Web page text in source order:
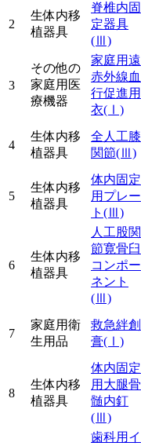
2
生体内移
植器具
脊椎内固
定器具
(Ⅲ)
3
その他の
家庭用医
療機器
家庭用遠
赤外線血
行促進用
衣(Ⅰ)
4
生体内移
植器具
全人工膝
関節(Ⅲ)
5
生体内移
植器具
体内固定
用プレー
ト (Ⅲ)
6
生体内移
植器具
人工股関
節寛骨臼
コンポー
ネント
(Ⅲ)
7
家庭用衛
生用品
救急絆創
膏(Ⅰ)
8
生体内移
植器具
体内固定
用大腿骨
髄内釘
(Ⅲ)
歯科用イ